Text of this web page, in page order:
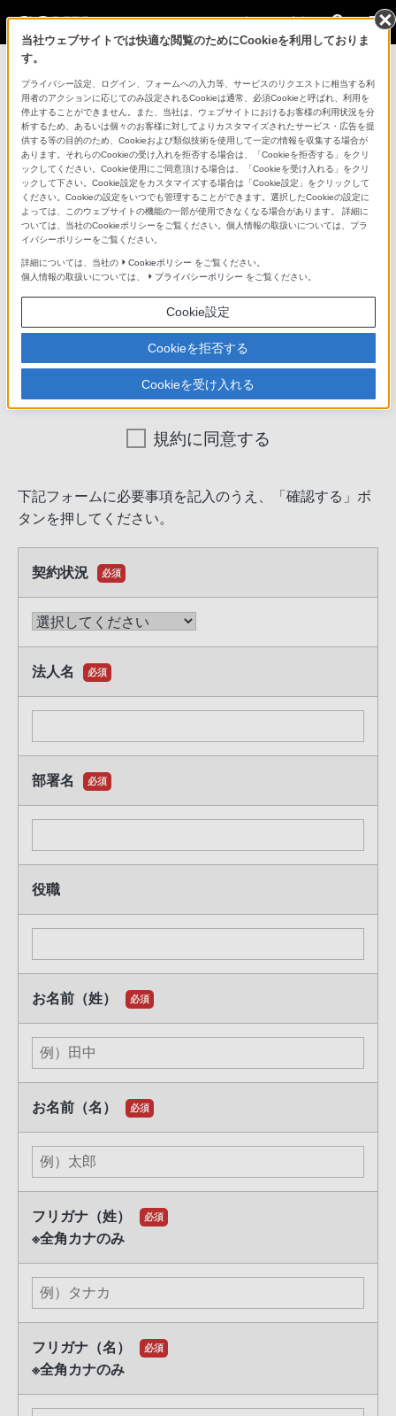
法人のお客様
Callsign問い合わせフォーム
ソニーマーケティング株式会社は、お客様からご提供い
ただく個人情報の保護のためプライバシーポリシーを定
めています。 ご提供いただいたお客様の個人情報は、こ
のプライバシーポリシーと下記の規定に基づき取扱わせ
ていただきます。ご同意の上、個人情報のご提供をお願
いいたします。
個人情報の取り扱いについて
1.個人情報の収集者：
ソニーマーケティング株式会社
3.個人情報の利用目的：
いたします。
お問い合わせに関する事項のお客様への連絡及び
確認
資料やカタログ等の送付
報などのご案内
アンケート等によるご意見やご感想の提供のお願
い
展示会・セミナーへのご参加の確認と連絡および
そのフォローアップ
以下のとおり、ソニーグループエレクトロニクス関連会社
およびソニーネットワークコミュニケーションズ株式会社
共同利用の対象となる個人データの項目
共同利用者の範囲
ソニーグループエレクトロニクス関連会社
〔会社一覧〕https://www.sony.com/ja/privacy/join
tlyuse.html
およびソニーネットワークコミュニケーションズ
株式会社
共同利用者の利用目的
上記3.のとおり
共同利用される個人データの管理について責任を
有する者
ソニーマーケティング株式会社
5.入力必須とさせていただいた情報のご提供がない
場合について：
必須事項のご提供をいただけない場合、お問い合わせに応
じられない場合やお申し込みをお断りさせていただくこと
があります。
弊社は、個人情報に関する開示等を求められた場合、提供
者ご本人であることの確認後、本人が提供した個人情報の
示、訂正に関する、同意の一部あるいは全部の撤回につい
規約に同意する
下記フォームに必要事項を記入のうえ、「確認する」ボ
タンを押してください。
契約状況 必須
法人名 必須
部署名 必須
役職
お名前（姓） 必須
お名前（名） 必須
フリガナ（姓） 必須
※全角カナのみ
フリガナ（名） 必須
※全角カナのみ
当社ウェブサイトでは快適な閲覧のためにCookieを利用しておりま
す。
プライバシー設定、ログイン、フォームへの入力等、サービスのリクエストに相当する利
用者のアクションに応じてのみ設定されるCookieは通常、必須Cookieと呼ばれ、利用を
停止することができません。また、当社は、ウェブサイトにおけるお客様の利用状況を分
析するため、あるいは個々のお客様に対してよりカスタマイズされたサービス・広告を提
供する等の目的のため、Cookieおよび類似技術を使用して一定の情報を収集する場合が
あります。それらのCookieの受け入れを拒否する場合は、「Cookieを拒否する」をクリ
ックしてください。Cookie使用にご同意頂ける場合は、「Cookieを受け入れる」をクリ
ックして下さい。Cookie設定をカスタマイズする場合は「Cookie設定」をクリックして
ください。Cookieの設定をいつでも管理することができます。選択したCookieの設定に
よっては、このウェブサイトの機能の一部が使用できなくなる場合があります。 詳細に
ついては、当社のCookieポリシーをご覧ください。個人情報の取扱いについては、プラ
イバシーポリシーをご覧ください。
詳細については、当社の Cookieポリシー をご覧ください。
個人情報の取扱いについては、
プライバシーポリシー をご覧ください。
Cookie設定
Cookieを拒否する
Cookieを受け入れる